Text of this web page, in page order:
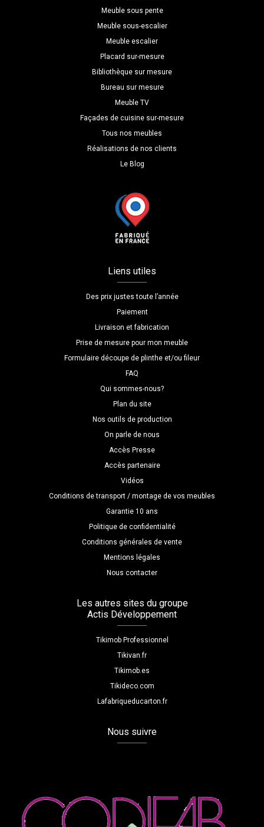
Meuble sous pente
Meuble sous-escalier
Meuble escalier
Placard sur-mesure
Bibliothèque sur mesure
Bureau sur mesure
Meuble TV
Façades de cuisine sur-mesure
Tous nos meubles
Réalisations de nos clients
Le Blog
Liens utiles
Des prix justes toute l’année
Paiement
Livraison et fabrication
Prise de mesure pour mon meuble
Formulaire découpe de plinthe et/ou fileur
FAQ
Qui sommes-nous?
Plan du site
Nos outils de production
On parle de nous
Accès Presse
Accès partenaire
Vidéos
Conditions de transport / montage de vos meubles
Garantie 10 ans
Politique de confidentialité
Conditions générales de vente
Mentions légales
Nous contacter
Les autres sites du groupe
Actis Développement
Tikimob Professionnel
Tikivan.fr
Tikimob.es
Tikideco.com
Lafabriqueducarton.fr
Nous suivre